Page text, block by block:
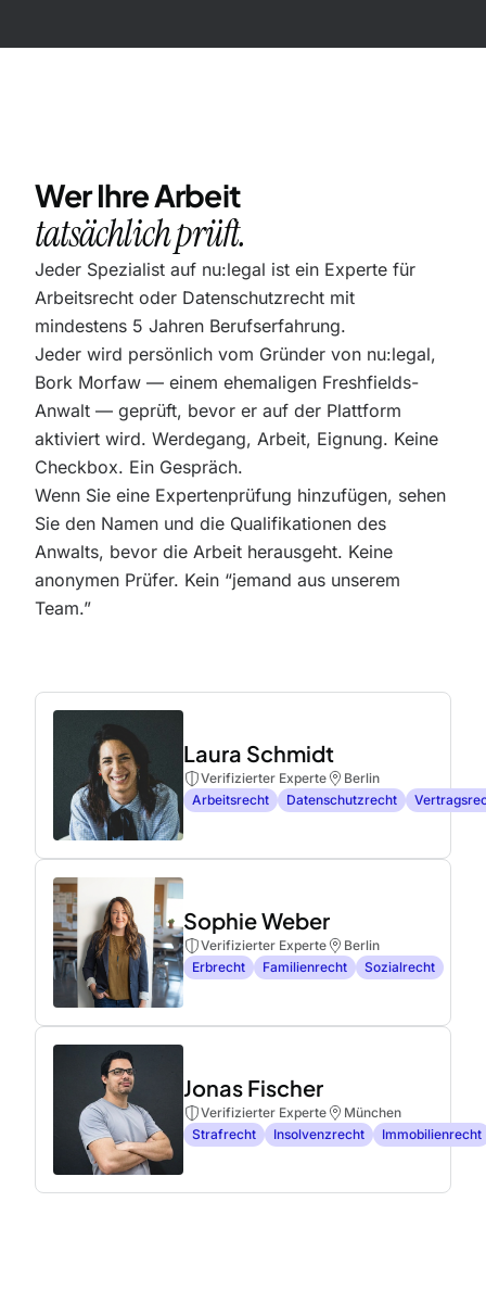
Wer Ihre Arbeit
tatsächlich prüft.
Jeder Spezialist auf nu:legal ist ein Experte für
Arbeitsrecht oder Datenschutzrecht mit
mindestens 5 Jahren Berufserfahrung.
Jeder wird persönlich vom Gründer von nu:legal,
Bork Morfaw — einem ehemaligen Freshfields-
Anwalt — geprüft, bevor er auf der Plattform
aktiviert wird. Werdegang, Arbeit, Eignung. Keine
Checkbox. Ein Gespräch.
Wenn Sie eine Expertenprüfung hinzufügen, sehen
Sie den Namen und die Qualifikationen des
Anwalts, bevor die Arbeit herausgeht. Keine
anonymen Prüfer. Kein “jemand aus unserem
Team.”
Laura Schmidt
Verifizierter Experte
Berlin
Arbeitsrecht
Datenschutzrecht
Sophie Weber
Verifizierter Experte
Berlin
Erbrecht
Familienrecht Sozialrecht
Jonas Fischer
Verifizierter Experte
München
Strafrecht
Insolvenzrecht Immobilienrecht